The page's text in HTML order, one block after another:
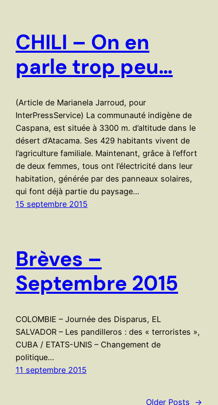
CHILI – On en
parle trop peu…
(Article de Marianela Jarroud, pour
InterPressService) La communauté indigène de
Caspana, est située à 3300 m. d’altitude dans le
désert d’Atacama. Ses 429 habitants vivent de
l’agriculture familiale. Maintenant, grâce à l’effort
de deux femmes, tous ont l’électricité dans leur
habitation, générée par des panneaux solaires,
qui font déjà partie du paysage…
15 septembre 2015
Brèves –
Septembre 2015
COLOMBIE – Journée des Disparus, EL
SALVADOR – Les pandilleros : des « terroristes »,
CUBA / ETATS-UNIS – Changement de
politique…
11 septembre 2015
Older Posts →